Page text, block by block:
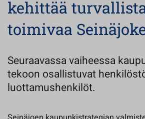
kehittää
toimivaa
Seuraavassa vaiheessa
tekoon osallistuvat
luottamushenkilöt.